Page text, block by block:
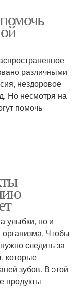
различными
нездоровое
Но несмотря на
помочь
улыбки, но и
организма. Чтобы
следить за
которые
зубов. В этой
продукты